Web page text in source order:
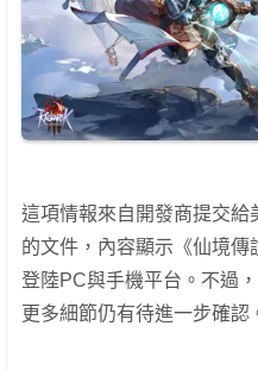
這項情報來自開發商提交給
的文件，內容顯示《仙境傳
登陸PC與手機平台。不過
更多細節仍有待進一步確認